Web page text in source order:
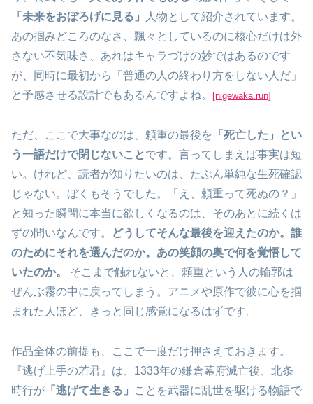
「未来をおぼろげに見る」
人物として紹介されています。
あの掴みどころのなさ、飄々としているのに核心だけは外
さない不気味さ、あれはキャラづけの妙ではあるのです
が、同時に最初から「普通の人の終わり方をしない人だ」
と予感させる設計でもあるんですよね。
[nigewaka.run]
ただ、ここで大事なのは、頼重の最後を
「死亡した」とい
う一語だけで閉じないことです。言ってしまえば事実は短
い。けれど、読者が知りたいのは、たぶん単純な生死確認
じゃない。ぼくもそうでした。「え、頼重って死ぬの？」
と知った瞬間に本当に欲しくなるのは、そのあとに続くは
ずの問いなんです。
どうしてそんな最後を迎えたのか。誰
のためにそれを選んだのか。あの笑顔の奥で何を覚悟して
いたのか。
そこまで触れないと、頼重という人の輪郭は
ぜんぶ霧の中に戻ってしまう。アニメや原作で彼に心を掴
まれた人ほど、きっと同じ感覚になるはずです。
作品全体の前提も、ここで一度だけ押さえておきます。
『逃げ上手の若君』は、1333年の鎌倉幕府滅亡後、北条
時行が 「逃げて生きる」
ことを武器に乱世を駆ける物語で